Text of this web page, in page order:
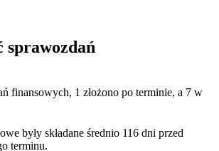
sprawozdań
finansowych, 1 złożono po terminie, a 7 w
były składane średnio 116 dni przed
terminu.